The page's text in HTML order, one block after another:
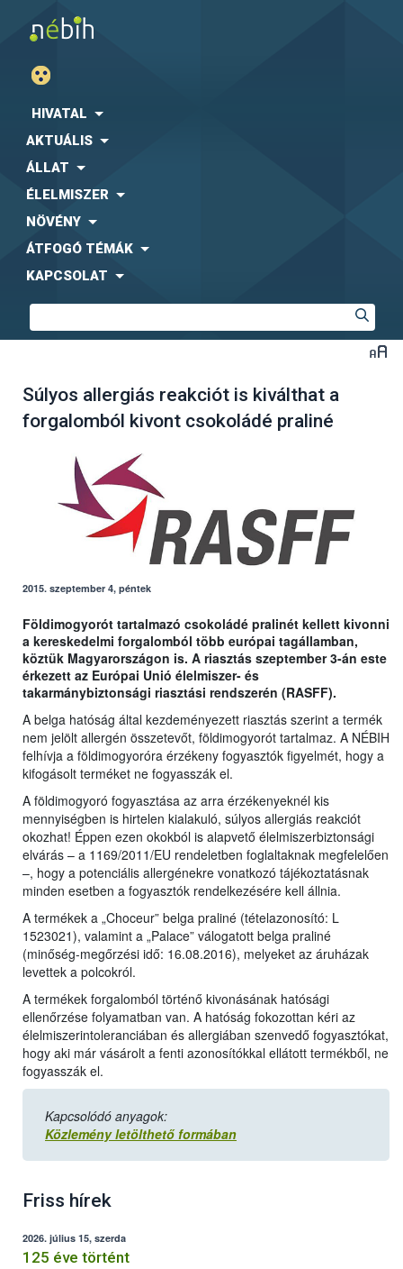
HIVATAL
AKTUÁLIS
ÁLLAT
ÉLELMISZER
NÖVÉNY
ÁTFOGÓ TÉMÁK
KAPCSOLAT
Súlyos allergiás reakciót is kiválthat a
forgalomból kivont csokoládé praliné
2015. szeptember 4, péntek
Földimogyorót tartalmazó csokoládé pralinét kellett kivonni
a kereskedelmi forgalomból több európai tagállamban,
köztük Magyarországon is. A riasztás szeptember 3-án este
érkezett az Európai Unió élelmiszer- és
takarmánybiztonsági riasztási rendszerén (RASFF).
A belga hatóság által kezdeményezett riasztás szerint a termék
nem jelölt allergén összetevőt, földimogyorót tartalmaz. A NÉBIH
felhívja a földimogyoróra érzékeny fogyasztók figyelmét, hogy a
kifogásolt terméket ne fogyasszák el.
A földimogyoró fogyasztása az arra érzékenyeknél kis
mennyiségben is hirtelen kialakuló, súlyos allergiás reakciót
okozhat! Éppen ezen okokból is alapvető élelmiszerbiztonsági
elvárás – a 1169/2011/EU rendeletben foglaltaknak megfelelően
–, hogy a potenciális allergénekre vonatkozó tájékoztatásnak
minden esetben a fogyasztók rendelkezésére kell állnia.
A termékek a „Choceur” belga praliné (tételazonosító: L
1523021), valamint a „Palace” válogatott belga praliné
(minőség-megőrzési idő: 16.08.2016), melyeket az áruházak
levettek a polcokról.
A termékek forgalomból történő kivonásának hatósági
ellenőrzése folyamatban van. A hatóság fokozottan kéri az
élelmiszerintoleranciában és allergiában szenvedő fogyasztókat,
hogy aki már vásárolt a fenti azonosítókkal ellátott termékből, ne
fogyasszák el.
Kapcsolódó anyagok:
Közlemény letölthető formában
Friss hírek
2026. július 15, szerda
125 éve történt